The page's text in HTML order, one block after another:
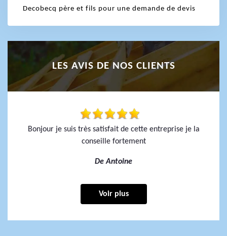
Decobecq père et fils pour une demande de devis
LES AVIS DE NOS CLIENTS
Bonjour je suis très satisfait de cette entreprise je la
conseille fortement
De Antoine
Voir plus